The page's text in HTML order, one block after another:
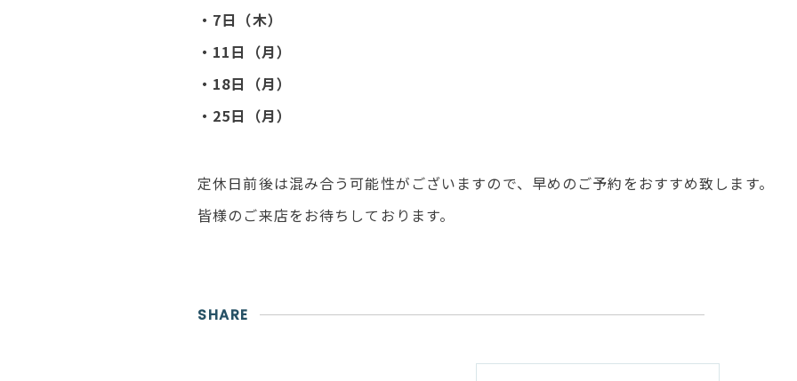
・7日（木）
・11日（月）
・18日（月）
・25日（月）
定休日前後は混み合う可能性がございますので、早めのご予約をおすすめ致します。
皆様のご来店をお待ちしております。
SHARE